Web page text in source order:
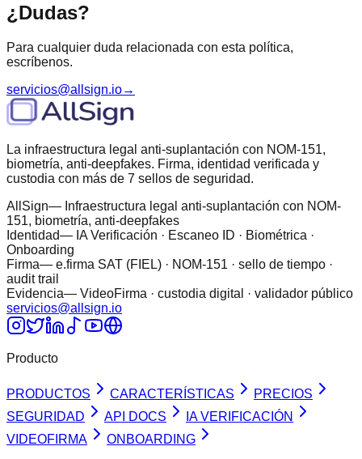
¿Dudas?
Para cualquier duda relacionada con esta política,
escríbenos.
servicios@allsign.io→
La infraestructura legal anti-suplantación con NOM-151,
biometría, anti-deepfakes. Firma, identidad verificada y
custodia con más de 7 sellos de seguridad.
AllSign— Infraestructura legal anti-suplantación con NOM-
151, biometría, anti-deepfakes
Identidad— IA Verificación · Escaneo ID · Biométrica ·
Onboarding
Firma— e.firma SAT (FIEL) · NOM-151 · sello de tiempo ·
audit trail
Evidencia— VideoFirma · custodia digital · validador público
servicios@allsign.io
Producto
PRODUCTOS CARACTERÍSTICAS
PRECIOS
SEGURIDAD
API DOCS
IA VERIFICACIÓN
VIDEOFIRMA
ONBOARDING